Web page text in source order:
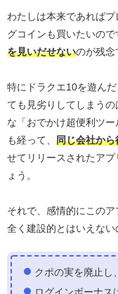
わたしは本来であれば
グコインも買いたいの
を見いだせないのが残念
特にドラクエ10を遊ん
ても見劣りしてしまう
な「おでかけ超便利ツ
も経って、 同じ会社か
せてリリースされたアプ
ょう。
それで、感情的にこのア
全く建設的とはいえない
クポの実を廃止し